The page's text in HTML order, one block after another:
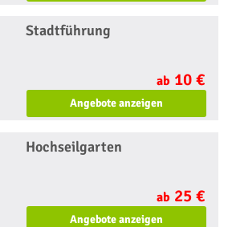
Stadtführung
ab 10 €
Angebote anzeigen
Hochseilgarten
ab 25 €
Angebote anzeigen